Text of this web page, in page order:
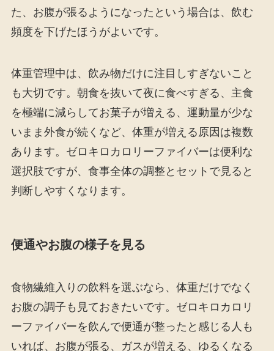
た、お腹が張るようになったという場合は、飲む
頻度を下げたほうがよいです。
体重管理中は、飲み物だけに注目しすぎないこと
も大切です。朝食を抜いて夜に食べすぎる、主食
を極端に減らしてお菓子が増える、運動量が少な
いまま外食が続くなど、体重が増える原因は複数
あります。ゼロキロカロリーファイバーは便利な
選択肢ですが、食事全体の調整とセットで見ると
判断しやすくなります。
便通やお腹の様子を見る
食物繊維入りの飲料を選ぶなら、体重だけでなく
お腹の調子も見ておきたいです。ゼロキロカロリ
ーファイバーを飲んで便通が整ったと感じる人も
いれば、お腹が張る、ガスが増える、ゆるくなる